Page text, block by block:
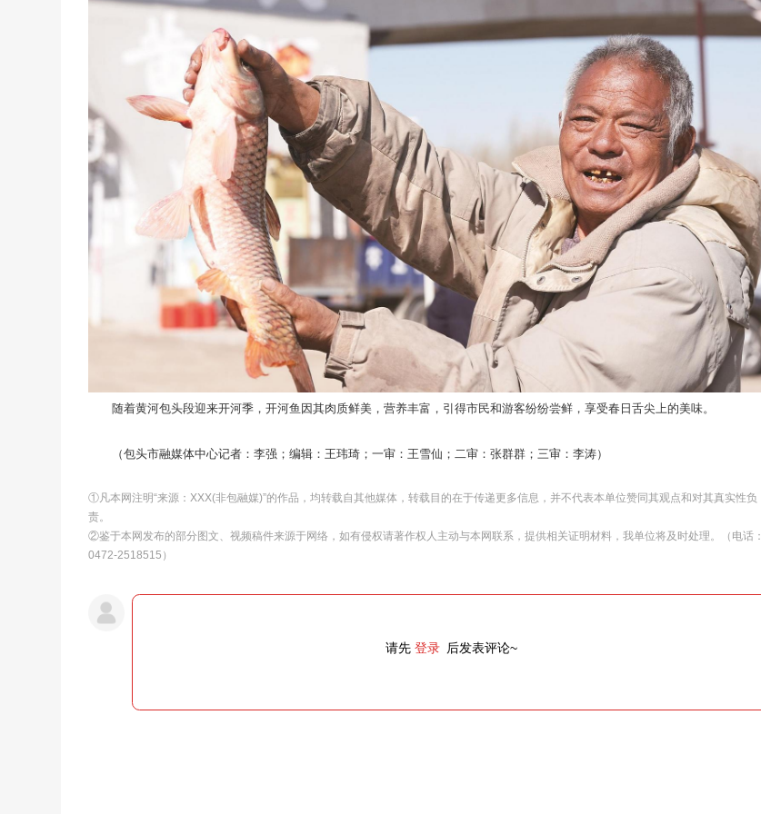
随着黄河包头段迎来开河季，开河鱼因其肉质鲜美，营养丰富，引得市民和游客纷纷尝鲜，享受春日舌尖上的美味。
（包头市融媒体中心记者：李强；编辑：王玮琦；一审：王雪仙；二审：张群群；三审：李涛）
①凡本网注明“来源：XXX(非包融媒)”的作品，均转载自其他媒体，转载目的在于传递更多信息，并不代表本单位赞同其观点和对其真实性负
责。
②鉴于本网发布的部分图文、视频稿件来源于网络，如有侵权请著作权人主动与本网联系，提供相关证明材料，我单位将及时处理。（电话：
0472-2518515）
请先 登录 后发表评论~